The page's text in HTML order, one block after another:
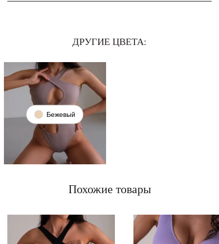
ДРУГИЕ ЦВЕТА:
Бежевый
Похожие товары